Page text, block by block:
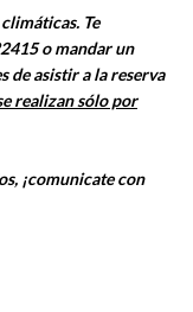
Te
o mandar un
de asistir a la reserva
realizan sólo por
¡comunicate con